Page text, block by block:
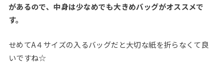
があるので、中身は少なめでも大きめバッグがオススメで
す。
せめてA４サイズの入るバッグだと大切な紙を折らなくて良
いですね☆